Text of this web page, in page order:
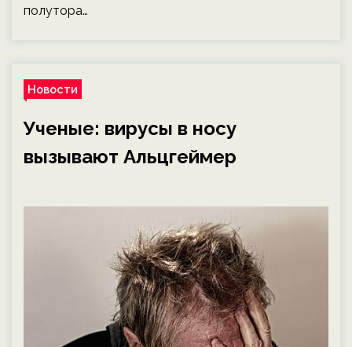
полутора…
Новости
Ученые: вирусы в носу
вызывают Альцгеймер